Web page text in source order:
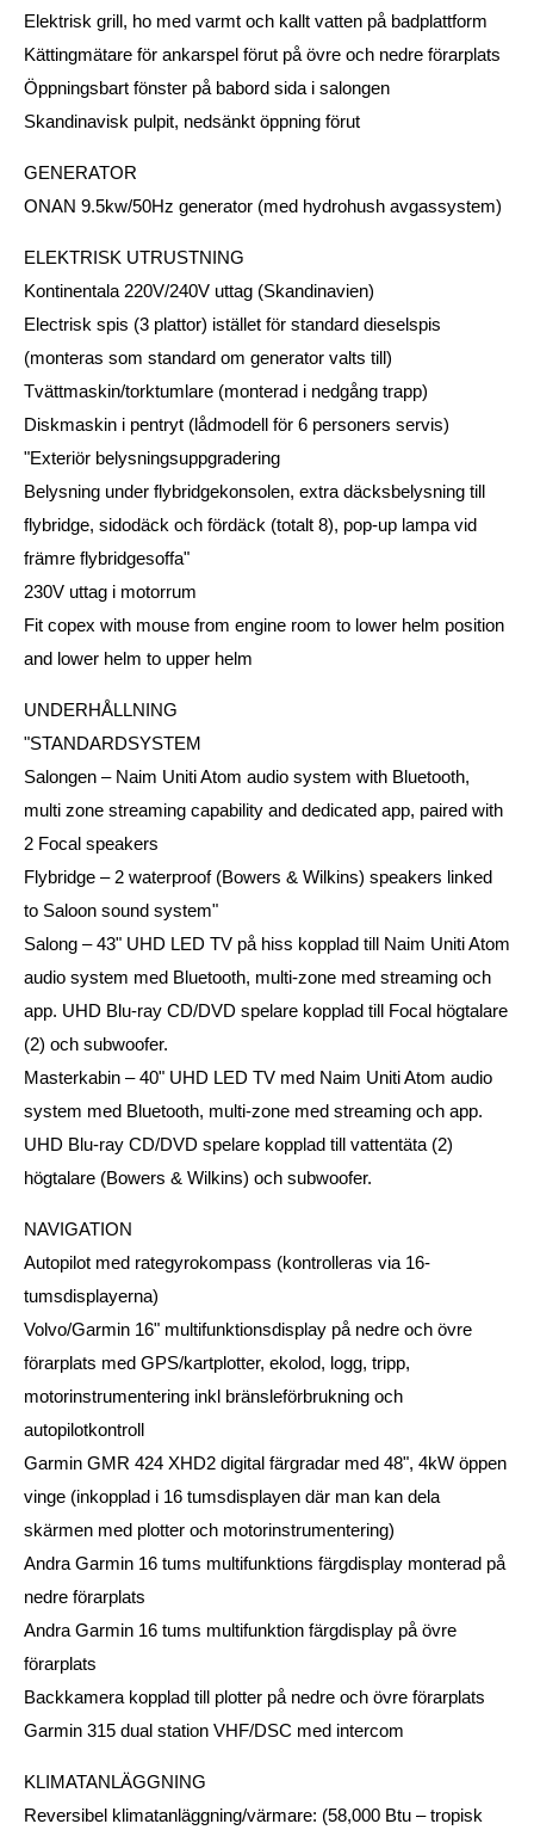
Elektrisk grill, ho med varmt och kallt vatten på badplattform
Kättingmätare för ankarspel förut på övre och nedre förarplats
Öppningsbart fönster på babord sida i salongen
Skandinavisk pulpit, nedsänkt öppning förut
GENERATOR
ONAN 9.5kw/50Hz generator (med hydrohush avgassystem)
ELEKTRISK UTRUSTNING
Kontinentala 220V/240V uttag (Skandinavien)
Electrisk spis (3 plattor) istället för standard dieselspis
(monteras som standard om generator valts till)
Tvättmaskin/torktumlare (monterad i nedgång trapp)
Diskmaskin i pentryt (lådmodell för 6 personers servis)
"Exteriör belysningsuppgradering
Belysning under flybridgekonsolen, extra däcksbelysning till
flybridge, sidodäck och fördäck (totalt 8), pop-up lampa vid
främre flybridgesoffa"
230V uttag i motorrum
Fit copex with mouse from engine room to lower helm position
and lower helm to upper helm
UNDERHÅLLNING
"STANDARDSYSTEM
Salongen – Naim Uniti Atom audio system with Bluetooth,
multi zone streaming capability and dedicated app, paired with
2 Focal speakers
Flybridge – 2 waterproof (Bowers & Wilkins) speakers linked
to Saloon sound system"
Salong – 43" UHD LED TV på hiss kopplad till Naim Uniti Atom
audio system med Bluetooth, multi-zone med streaming och
app. UHD Blu-ray CD/DVD spelare kopplad till Focal högtalare
(2) och subwoofer.
Masterkabin – 40" UHD LED TV med Naim Uniti Atom audio
system med Bluetooth, multi-zone med streaming och app.
UHD Blu-ray CD/DVD spelare kopplad till vattentäta (2)
högtalare (Bowers & Wilkins) och subwoofer.
NAVIGATION
Autopilot med rategyrokompass (kontrolleras via 16-
tumsdisplayerna)
Volvo/Garmin 16" multifunktionsdisplay på nedre och övre
förarplats med GPS/kartplotter, ekolod, logg, tripp,
motorinstrumentering inkl bränsleförbrukning och
autopilotkontroll
Garmin GMR 424 XHD2 digital färgradar med 48", 4kW öppen
vinge (inkopplad i 16 tumsdisplayen där man kan dela
skärmen med plotter och motorinstrumentering)
Andra Garmin 16 tums multifunktions färgdisplay monterad på
nedre förarplats
Andra Garmin 16 tums multifunktion färgdisplay på övre
förarplats
Backkamera kopplad till plotter på nedre och övre förarplats
Garmin 315 dual station VHF/DSC med intercom
KLIMATANLÄGGNING
Reversibel klimatanläggning/värmare: (58,000 Btu – tropisk